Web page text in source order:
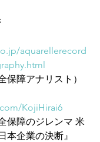
aquarellerecord
保障アナリスト）
KojiHirai6
障のジレンマ 米
本企業の決断』